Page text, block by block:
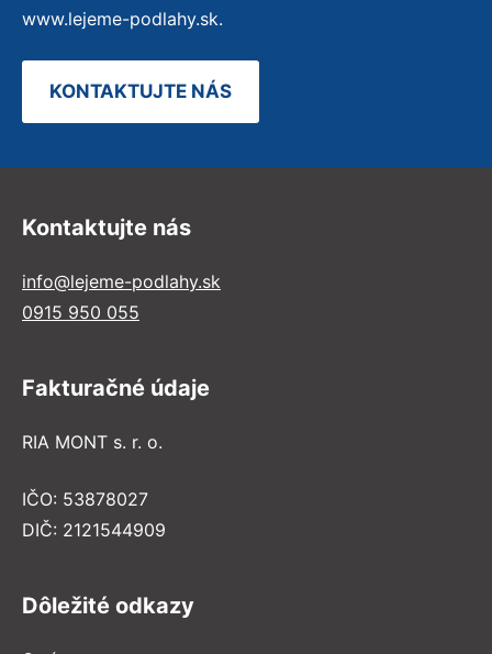
www.lejeme-podlahy.sk.
KONTAKTUJTE NÁS
Kontaktujte nás
info@lejeme-podlahy.sk
0915 950 055
Fakturačné údaje
RIA MONT s. r. o.
IČO: 53878027
DIČ: 2121544909
Dôležité odkazy